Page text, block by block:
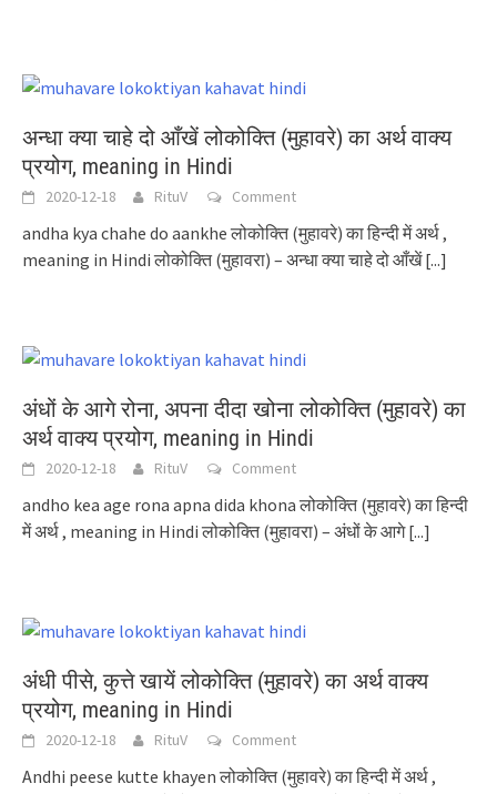
अन्धा क्या चाहे दो आँखें लोकोक्ति (मुहावरे) का अर्थ वाक्य
प्रयोग, meaning in Hindi
2020-12-18 RituV Comment
andha kya chahe do aankhe लोकोक्ति (मुहावरे) का हिन्दी में अर्थ ,
meaning in Hindi लोकोक्ति (मुहावरा) – अन्धा क्या चाहे दो आँखें[...]
अंधों के आगे रोना, अपना दीदा खोना लोकोक्ति (मुहावरे) का
अर्थ वाक्य प्रयोग, meaning in Hindi
2020-12-18 RituV Comment
andho kea age rona apna dida khona लोकोक्ति (मुहावरे) का हिन्दी
में अर्थ , meaning in Hindi लोकोक्ति (मुहावरा) – अंधों के आगे[...]
अंधी पीसे, कुत्ते खायें लोकोक्ति (मुहावरे) का अर्थ वाक्य
प्रयोग, meaning in Hindi
2020-12-18 RituV Comment
Andhi peese kutte khayen लोकोक्ति (मुहावरे) का हिन्दी में अर्थ ,